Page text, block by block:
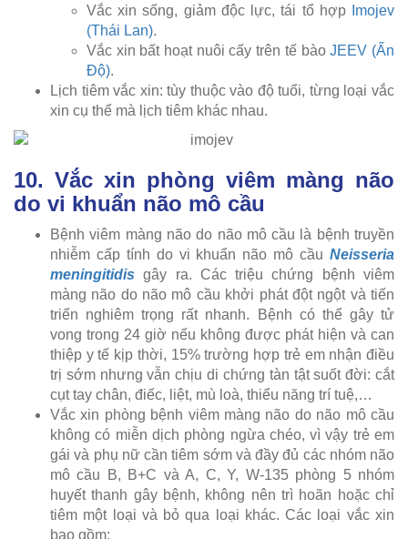
Vắc xin sống, giảm độc lực, tái tổ hợp
Imojev
(Thái Lan).
Vắc xin bất hoạt nuôi cấy trên tế bàoJEEV (Ấn
Độ).
Lịch tiêm vắc xin: tùy thuộc vào độ tuổi, từng loại vắc
xin cụ thể mà lịch tiêm khác nhau.
10. Vắc xin phòng viêm màng não
do vi khuẩn não mô cầu
Bệnh viêm màng não do não mô cầu là bệnh truyền
nhiễm cấp tính do vi khuẩn não mô cầu Neisseria
meningitidis gây ra. Các triệu chứng bệnh viêm
màng não do não mô cầu khởi phát đột ngột và tiến
triển nghiêm trọng rất nhanh. Bệnh có thể gây tử
vong trong 24 giờ nếu không được phát hiện và can
thiệp y tế kịp thời, 15% trường hợp trẻ em nhận điều
trị sớm nhưng vẫn chịu di chứng tàn tật suốt đời: cắt
cụt tay chân, điếc, liệt, mù loà, thiểu năng trí tuệ,…
Vắc xin phòng bệnh viêm màng não do não mô cầu
không có miễn dịch phòng ngừa chéo, vì vậy trẻ em
gái và phụ nữ cần tiêm sớm và đầy đủ các nhóm não
mô cầu B, B+C và A, C, Y, W-135 phòng 5 nhóm
huyết thanh gây bệnh, không nên trì hoãn hoặc chỉ
tiêm một loại và bỏ qua loại khác. Các loại vắc xin
bao gồm: